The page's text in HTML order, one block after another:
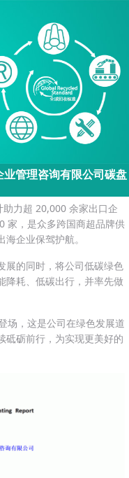
管理咨询有限公司碳盘
助力超 20,000 余家出口企
家，是众多跨国商超品牌供
企业保驾护航。
展的同时，将公司低碳绿色
降耗、低碳出行，并率先做
场，这是公司在绿色发展道
砥砺前行，为实现更美好的